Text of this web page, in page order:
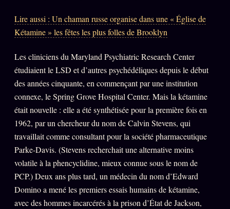
ZS Bundle
SOCIÉTÉ DES AMIS
L'Association ★
S'abonner GRATUIT
Mécène
Témoignages
Lectures des sœurs
Lire aussi : Un chaman russe organise dans une « Église de
Kétamine » les fêtes les plus folles de Brooklyn
Les cliniciens du Maryland Psychiatric Research Center
étudiaient le LSD et d’autres psychédéliques depuis le début
des années cinquante, en commençant par une institution
connexe, le Spring Grove Hospital Center. Mais la kétamine
était nouvelle : elle a été synthétisée pour la première fois en
1962, par un chercheur du nom de Calvin Stevens, qui
travaillait comme consultant pour la société pharmaceutique
Parke-Davis. (Stevens recherchait une alternative moins
volatile à la phencyclidine, mieux connue sous le nom de
PCP.) Deux ans plus tard, un médecin du nom d’Edward
Domino a mené les premiers essais humains de kétamine,
avec des hommes incarcérés à la prison d’État de Jackson,